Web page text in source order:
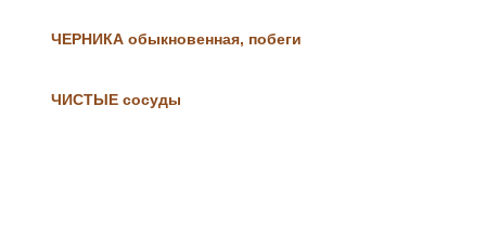
ЧЕРНИКА обыкновенная, побеги
ЧИСТЫЕ сосуды